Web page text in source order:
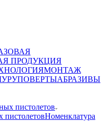
ПРОДУКЦИЯ
МОНТАЖ
АБРАЗИВЫ
пистолетов
пистолетовНоменклатура